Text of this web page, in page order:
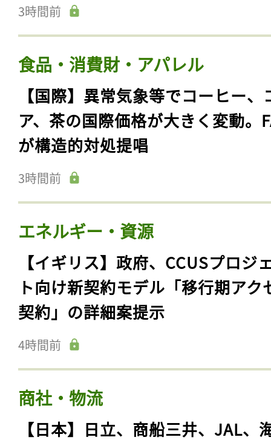
3時間前
食品・消費財・アパレル
【国際】異常気象等でコーヒー、
ア、茶の国際価格が大きく変動。
が構造的対処提唱
3時間前
エネルギー・資源
【イギリス】政府、CCUSプロジ
ト向け新契約モデル「移行期アク
契約」の詳細案提示
4時間前
商社・物流
【日本】日立、商船三井、JAL、